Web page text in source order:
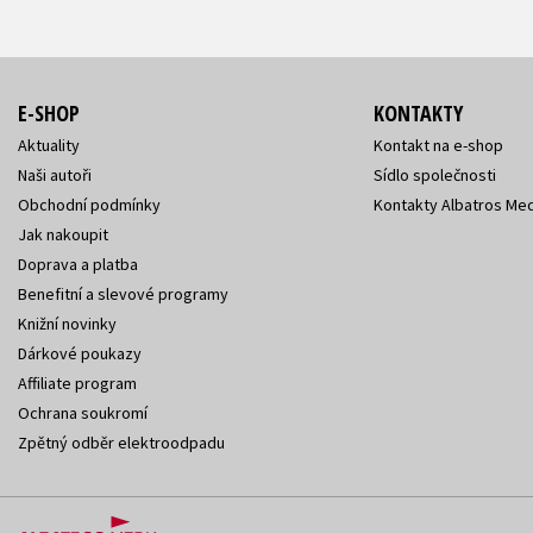
E-SHOP
Aktuality
Naši autoři
Obchodní podmínky
Jak nakoupit
Doprava a platba
Benefitní a slevové programy
Knižní novinky
Dárkové poukazy
Affiliate program
Ochrana soukromí
Zpětný odběr elektroodpadu
KONTAKTY
Kontakt na e-shop
Sídlo společnosti
Kontakty Albatros